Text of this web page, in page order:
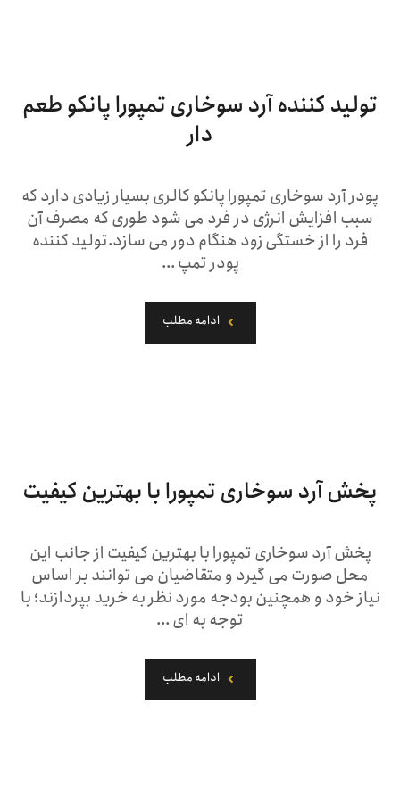
تولید کننده آرد سوخاری تمپورا پانکو طعم
دار
پودر آرد سوخاری تمپورا پانکو کالری بسیار زیادی دارد که
سبب افزایش انرژی در فرد می شود طوری که مصرف آن
فرد را از خستگی زود هنگام دور می سازد.تولید کننده
پودر تمپ ...
ادامه مطلب
پخش آرد سوخاری تمپورا با بهترین کیفیت
پخش آرد سوخاری تمپورا با بهترین کیفیت از جانب این
محل صورت می گیرد و متقاضیان می توانند بر اساس
نیاز خود و همچنین بودجه مورد نظر به خرید بپردازند؛ با
توجه به ای ...
ادامه مطلب